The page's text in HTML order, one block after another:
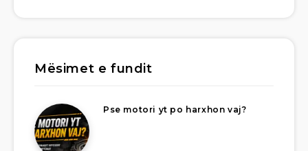
Mësimet e fundit
Pse motori yt po harxhon vaj?